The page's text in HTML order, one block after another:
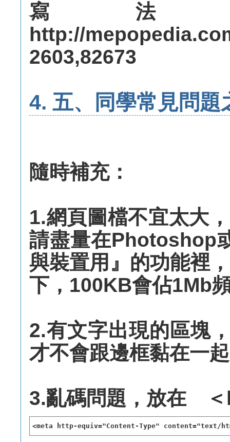
寫法
http://
2603,82673
4. 五、同學常見問題
隨時補充：
1.網頁圖檔不宜太大
請盡量在Photoshop
與裝置用』的功能裡
下，100KB會佔1Mb
2.有文字出現的區塊
才不會跟邊框黏在一
3.亂碼問題，放在
<meta http-equiv="Content-Type" content="text/